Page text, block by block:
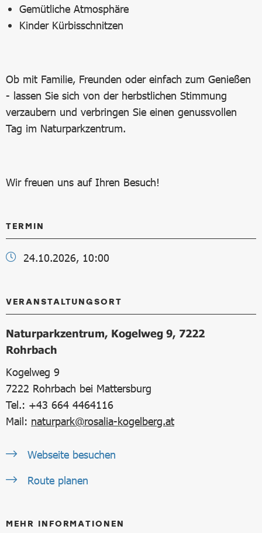
Gemütliche Atmosphäre
Kinder Kürbisschnitzen
Ob mit Familie, Freunden oder einfach zum Genießen
- lassen Sie sich von der herbstlichen Stimmung
verzaubern und verbringen Sie einen genussvollen
Tag im Naturparkzentrum.
Wir freuen uns auf Ihren Besuch!
TERMIN
24.10.2026, 10:00
VERANSTALTUNGSORT
Naturparkzentrum, Kogelweg 9, 7222
Rohrbach
Kogelweg 9
7222 Rohrbach bei Mattersburg
Tel.: +43 664 4464116
Mail: naturpark@rosalia-kogelberg.at
Webseite besuchen
Route planen
MEHR INFORMATIONEN